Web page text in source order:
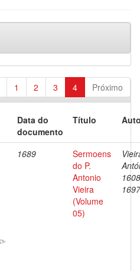
1 2 3 4 Próximo
Data do
documento
Título
1689
Sermoens
do P.
Antonio
Vieira
(Volume
05)
1697